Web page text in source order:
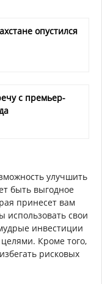
опустился
с премьер-
улучшить
быть выгодное
принесет вам
использовать свои
инвестиции
Кроме того,
рисковых